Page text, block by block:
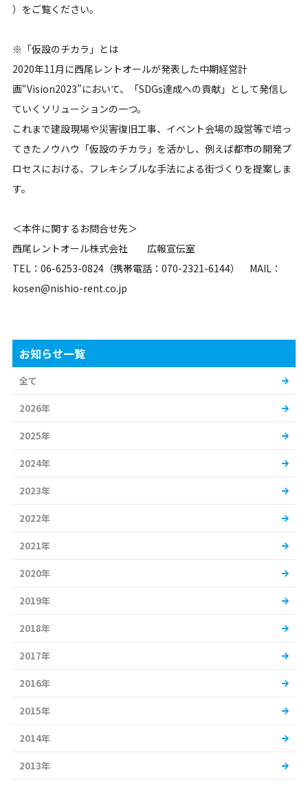
）をご覧ください。
※「仮設のチカラ」とは
2020年11月に西尾レントオールが発表した中期経営計
画“Vision2023”において、「SDGs達成への貢献」として発信し
ていくソリューションの一つ。
これまで建設現場や災害復旧工事、イベント会場の設営等で培っ
てきたノウハウ「仮設のチカラ」を活かし、例えば都市の開発プ
ロセスにおける、フレキシブルな手法による街づくりを提案しま
す。
＜本件に関するお問合せ先＞
西尾レントオール株式会社 広報宣伝室
TEL：06-6253-0824（携帯電話：070-2321-6144） MAIL：
kosen@nishio-rent.co.jp
お知らせ一覧
全て
2026年
2025年
2024年
2023年
2022年
2021年
2020年
2019年
2018年
2017年
2016年
2015年
2014年
2013年